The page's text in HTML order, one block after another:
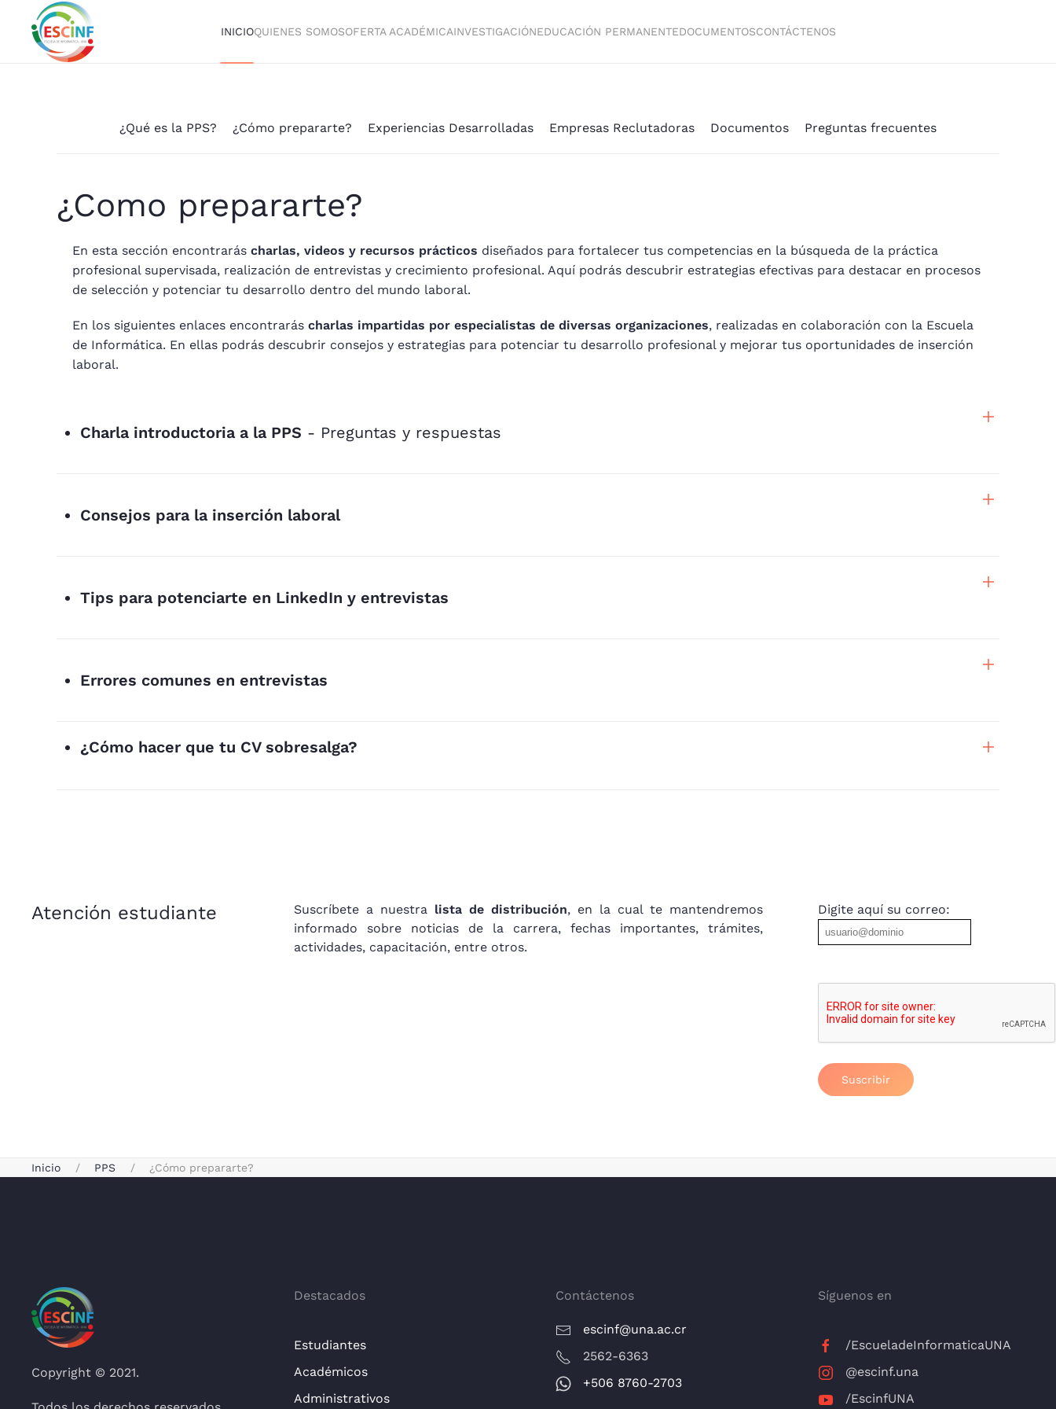
Skip to main content
INICIOQUIENES SOMOSOFERTA ACADÉMICAINVESTIGACIÓNEDUCACIÓN PERMANENTEDOCUMENTOSCONTÁCTENOS
¿Qué es la PPS? ¿Cómo prepararte? Experiencias Desarrolladas Empresas Reclutadoras Documentos Preguntas frecuentes
¿Como prepararte?
En esta sección encontrarás charlas, videos y recursos prácticos diseñados para fortalecer tus competencias en la búsqueda de la práctica
profesional supervisada, realización de entrevistas y crecimiento profesional. Aquí podrás descubrir estrategias efectivas para destacar en procesos
de selección y potenciar tu desarrollo dentro del mundo laboral.
En los siguientes enlaces encontrarás charlas impartidas por especialistas de diversas organizaciones, realizadas en colaboración con la Escuela
de Informática. En ellas podrás descubrir consejos y estrategias para potenciar tu desarrollo profesional y mejorar tus oportunidades de inserción
laboral.
Charla introductoria a la PPS - Preguntas y respuestas
Consejos para la inserción laboral
Tips para potenciarte en LinkedIn y entrevistas
Errores comunes en entrevistas
¿Cómo hacer que tu CV sobresalga?
Atención estudiante Suscríbete a nuestra lista de distribución, en la cual te mantendremos
informado sobre noticias de la carrera, fechas importantes, trámites,
actividades, capacitación, entre otros.
Digite aquí su correo:
Suscribir
Inicio PPS ¿Cómo prepararte?
Copyright © 2021.
Destacados
Estudiantes
Académicos
Administrativos
Contáctenos
escinf@una.ac.cr
2562-6363
+506 8760-2703
Síguenos en
/EscueladeInformaticaUNA
@escinf.una
/EscinfUNA